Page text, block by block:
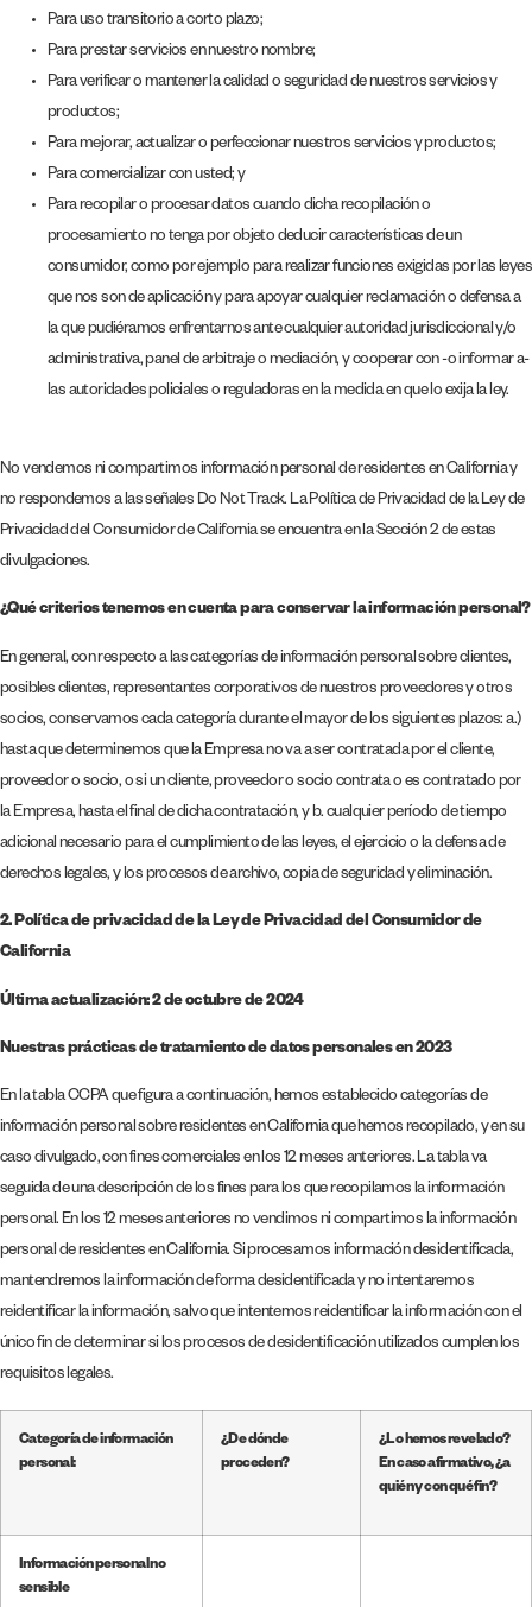
Para uso transitorio a corto plazo;
Para prestar servicios en nuestro nombre;
Para verificar o mantener la calidad o seguridad de nuestros servicios y
productos;
Para mejorar, actualizar o perfeccionar nuestros servicios y productos;
Para comercializar con usted; y
Para recopilar o procesar datos cuando dicha recopilación o
procesamiento no tenga por objeto deducir características de un
consumidor, como por ejemplo para realizar funciones exigidas por las leyes
que nos son de aplicación y para apoyar cualquier reclamación o defensa a
la que pudiéramos enfrentarnos ante cualquier autoridad jurisdiccional y/o
administrativa, panel de arbitraje o mediación, y cooperar con -o informar a-
las autoridades policiales o reguladoras en la medida en que lo exija la ley.
No vendemos ni compartimos información personal de residentes en California y
no respondemos a las señales Do Not Track. La Política de Privacidad de la Ley de
Privacidad del Consumidor de California se encuentra en la Sección 2 de estas
divulgaciones.
¿Qué criterios tenemos en cuenta para conservar la información personal?
En general, con respecto a las categorías de información personal sobre clientes,
posibles clientes, representantes corporativos de nuestros proveedores y otros
socios, conservamos cada categoría durante el mayor de los siguientes plazos: a.)
hasta que determinemos que la Empresa no va a ser contratada por el cliente,
proveedor o socio, o si un cliente, proveedor o socio contrata o es contratado por
la Empresa, hasta el final de dicha contratación, y b. cualquier período de tiempo
adicional necesario para el cumplimiento de las leyes, el ejercicio o la defensa de
derechos legales, y los procesos de archivo, copia de seguridad y eliminación.
2.Política de privacidad de la Ley de Privacidad del Consumidor de
California
Última actualización:2 de octubre de 2024
Nuestras prácticas de tratamiento de datos personales en 2023
En la tabla CCPA que figura a continuación, hemos establecido categorías de
información personal sobre residentes en California que hemos recopilado, y en su
caso divulgado, con fines comerciales en los 12 meses anteriores. La tabla va
seguida de una descripción de los fines para los que recopilamos la información
personal. En los 12 meses anteriores no vendimos ni compartimos la información
personal de residentes en California. Si procesamos información desidentificada,
mantendremos la información de forma desidentificada y no intentaremos
reidentificar la información, salvo que intentemos reidentificar la información con el
único fin de determinar si los procesos de desidentificación utilizados cumplen los
requisitos legales.
Categoría de información
personal:
¿De dónde
proceden?
¿Lo hemos revelado?
En caso afirmativo, ¿a
quién y con qué fin?
Información personal no
sensible